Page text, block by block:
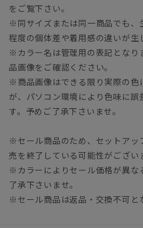
をご覧下さい。
※同サイズまたは同一商品でも
程度の個体差や着用感の違いが生
※カラー名は管理用の表記となり
品画像をご確認ください。
※商品画像はできる限り実際の色
が、パソコン環境により色味に誤
す。予めご了承下さいませ。
※セール商品のため、セットアッ
売を終了している可能性がござい
※カラーによりセール価格が異な
了承下さいませ。
※セール商品は返品・交換不可と